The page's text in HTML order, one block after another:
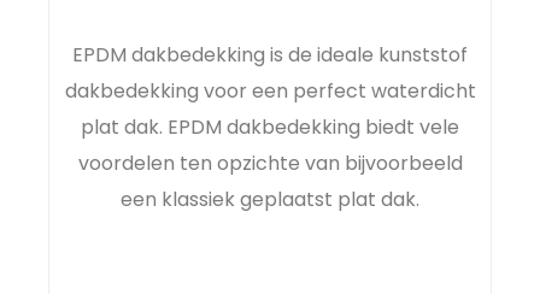
EPDM dakbedekking is de ideale kunststof
dakbedekking voor een perfect waterdicht
plat dak. EPDM dakbedekking biedt vele
voordelen ten opzichte van bijvoorbeeld
een klassiek geplaatst plat dak.